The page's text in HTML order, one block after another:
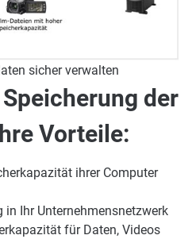
sicher verwalten
der
Vorteile:
ihrer Computer
in Ihr Unternehmensnetzwerk
für Daten, Videos